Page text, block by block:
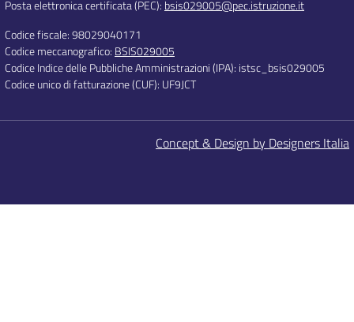
Posta elettronica certificata (PEC): bsis029005@pec.istruzione.it
Codice fiscale: 98029040171
Codice meccanografico: BSIS029005
Codice Indice delle Pubbliche Amministrazioni (IPA): istsc_bsis029005
Codice unico di fatturazione (CUF): UF9JCT
Concept & Design by Designers Italia